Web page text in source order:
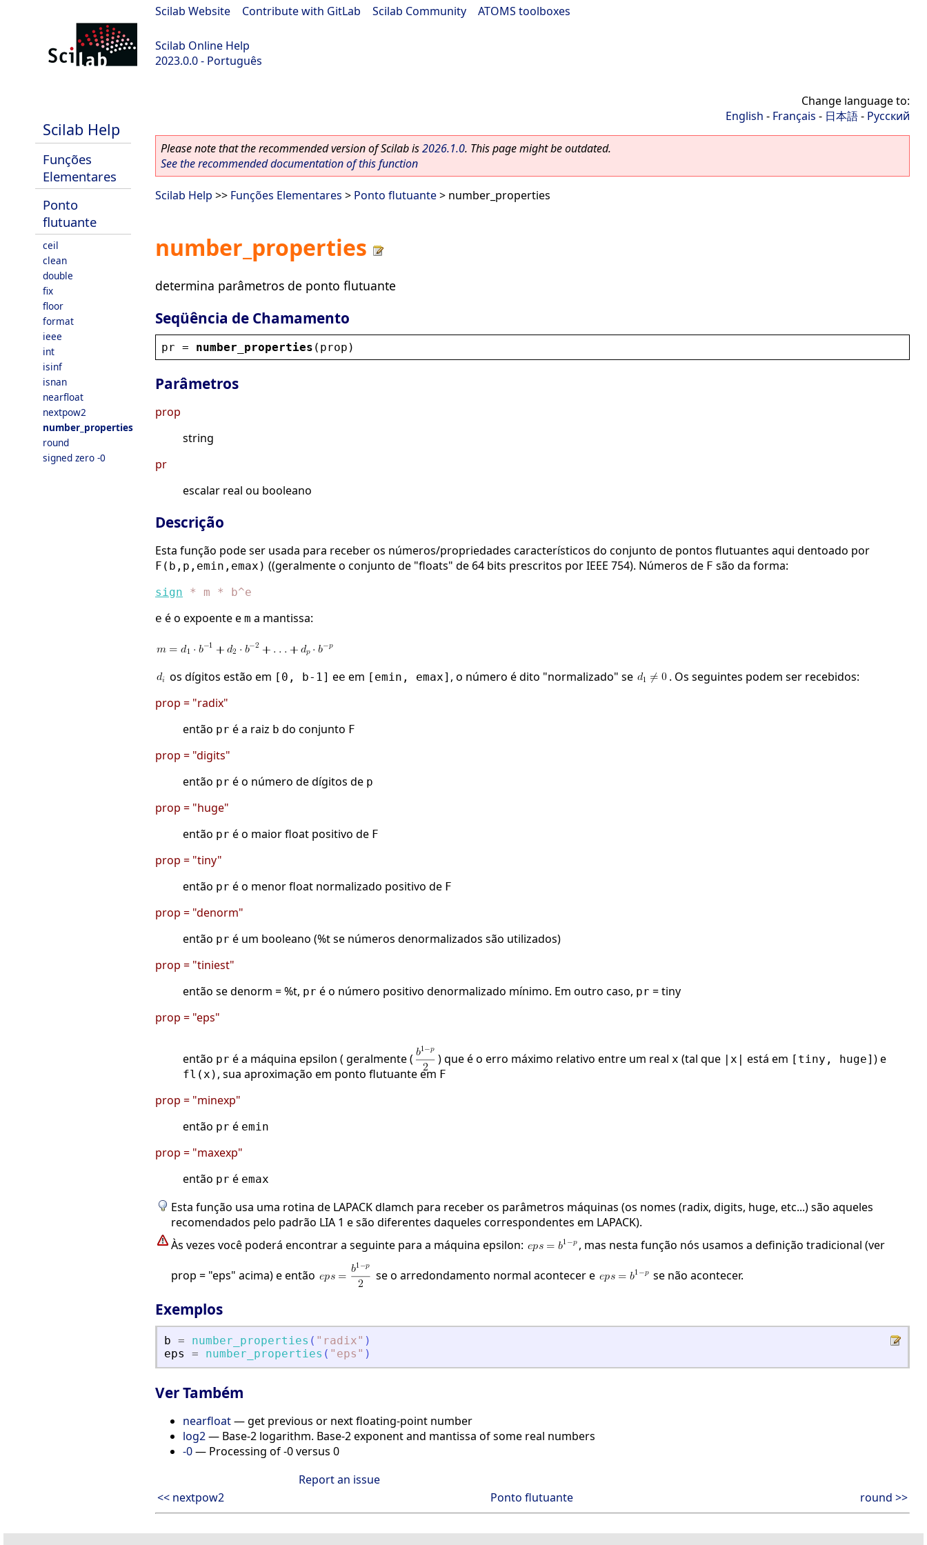
Scilab Website Contribute with GitLab Scilab Community ATOMS toolboxes
Scilab Online Help
2023.0.0 - Português
Scilab Help
Funções
Elementares
Ponto
flutuante
ceil
clean
double
fix
floor
format
ieee
int
isinf
isnan
nearfloat
nextpow2
number_properties
round
signed zero -0
Change language to:
English - Français - 日本語- Русский
Please note that the recommended version of Scilab is2026.1.0. This page might be outdated.
See the recommended documentation of this function
Scilab Help >> Funções Elementares > Ponto flutuante> number_properties
number_properties
determina parâmetros de ponto flutuante
Seqüência de Chamamento
pr = number_properties ( prop )
Parâmetros
prop
string
pr
escalar real ou booleano
Descrição
Esta função pode ser usada para receber os números/propriedades característicos do conjunto de pontos flutuantes aqui dentoado por
F(b,p,emin,emax) ((geralmente o conjunto de "floats" de 64 bits prescritos por IEEE 754). Números de F são da forma:
sign * m *
b^e
e é o expoente e m a mantissa:
os dígitos estão em [0, b-1] ee em [emin, emax] , o número é dito "normalizado" se
. Os seguintes podem ser recebidos:
prop = "radix"
então pr é a raiz b do conjunto F
prop = "digits"
então pr é o número de dígitos de p
prop = "huge"
então pr é o maior float positivo de F
prop = "tiny"
então pr é o menor float normalizado positivo de F
prop = "denorm"
então pr é um booleano (%t se números denormalizados são utilizados)
prop = "tiniest"
então se denorm = %t, pr é o número positivo denormalizado mínimo. Em outro caso, pr = tiny
prop = "eps"
então pr é a máquina epsilon ( geralmente ( ) que é o erro máximo relativo entre um real x (tal que |x| está em [tiny, huge] ) e
fl(x) , sua aproximação em ponto flutuante em F
prop = "minexp"
então pr é emin
prop = "maxexp"
então pr é emax
Esta função usa uma rotina de LAPACK dlamch para receber os parâmetros máquinas (os nomes (radix, digits, huge, etc...) são aqueles
recomendados pelo padrão LIA 1 e são diferentes daqueles correspondentes em LAPACK).
Às vezes você poderá encontrar a seguinte para a máquina epsilon:
, mas nesta função nós usamos a definição tradicional (ver
prop = "eps" acima) e então
se o arredondamento normal acontecer e se não acontecer.
Exemplos
b = number_properties ( " radix" )
eps
= number_properties ( " eps " )
Ver Também
nearfloat— get previous or next floating-point number
log2— Base-2 logarithm. Base-2 exponent and mantissa of some real numbers
-0— Processing of -0 versus 0
Report an issue
<< nextpow2
Ponto flutuante round >>